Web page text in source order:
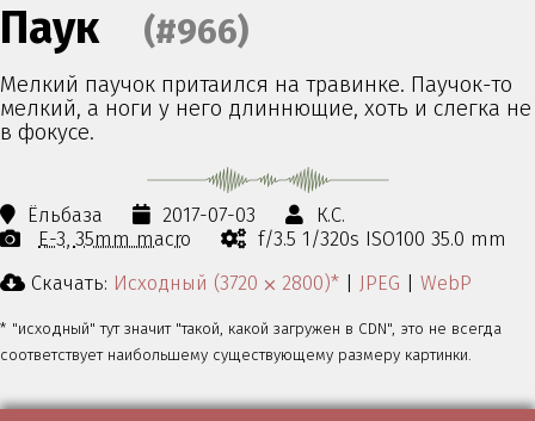
Паук (#966)
Мелкий паучок притаился на травинке. Паучок-то
мелкий, а ноги у него длиннющие, хоть и слегка не
в фокусе.
Ёльбаза 2017-07-03
К.С.
E-3 35mm macro
f/3.5 1/320s ISO100 35.0 mm
Скачать: Исходный (3720 ⨉ 2800)* JPEG WebP
* "исходный" тут значит "такой, какой загружен в CDN", это не всегда
соответствует наибольшему существующему размеру картинки.